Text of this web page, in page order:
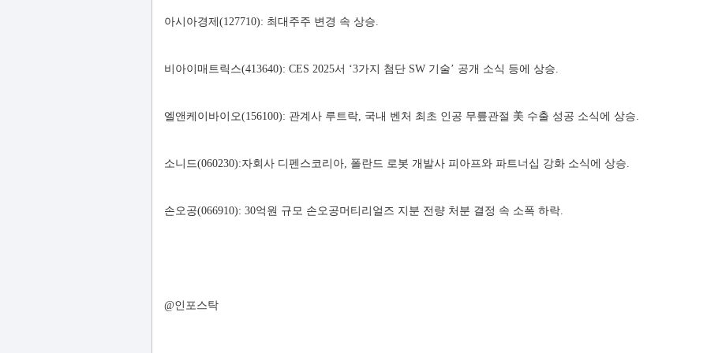
아시아경제(127710): 최대주주 변경 속 상승.
비아이매트릭스(413640): CES 2025서 ‘3가지 첨단 SW 기술’ 공개 소식 등에 상승.
엘앤케이바이오(156100): 관계사 루트락, 국내 벤처 최초 인공 무릎관절 美 수출 성공 소식에 상승.
소니드(060230):자회사 디펜스코리아, 폴란드 로봇 개발사 피아프와 파트너십 강화 소식에 상승.
손오공(066910): 30억원 규모 손오공머티리얼즈 지분 전량 처분 결정 속 소폭 하락.
@인포스탁